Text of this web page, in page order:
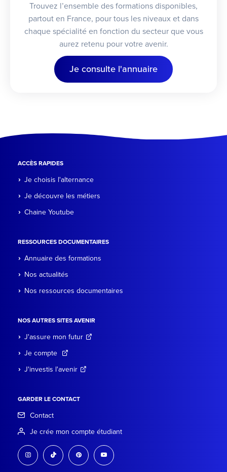
Trouvez l’ensemble des formations disponibles,
partout en France, pour tous les niveaux et dans
chaque spécialité en fonction du secteur que vous
aurez retenu pour votre avenir.
Je consulte l'annuaire
ACCÈS RAPIDES
Je choisis l'alternance
Je découvre les métiers
Chaine Youtube
RESSOURCES DOCUMENTAIRES
Annuaire des formations
Nos actualités
Nos ressources documentaires
NOS AUTRES SITES AVENIR
J'assure mon futur
Je compte
J'investis l'avenir
GARDER LE CONTACT
Contact
Je crée mon compte étudiant
instagram tiktok pinterest youtube